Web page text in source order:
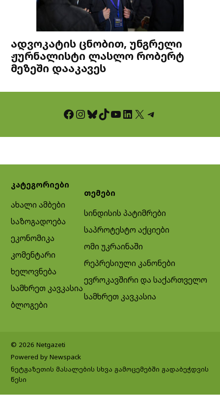
ადვოკატის ცნობით, უნგრელი
ჟურნალისტი ლასლო რობერტ
მეზეში დააკავეს
Facebook InstagramBluesky TikTok YouTube LinkedIn X Telegram
კატეგორიები
ახალი ამბები
საზოგადოება
ეკონომიკა
კომენტარი
ხელოვნება
სამხრეთ კავკასია
ბლოგები
თემები
სინდისის პატიმრები
საპროტესტო აქციები
ომი უკრაინაში
რეპრესიული კანონები
ევროკავშირი და საქართველო
სამხრეთ კავკასია
© 2026 Netgazeti
Powered by Newspack
ნეტგაზეთის მასალების სხვა გამოცემებში გადაბეჭდვის
წესი